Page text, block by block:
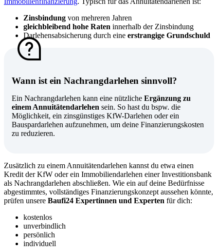
Zinsbindung von mehreren Jahren
gleichbleibend hohe Raten innerhalb der Zinsbindung
Darlehensabsicherung durch eine erstrangige Grundschuld
Wann ist ein Nachrangdarlehen sinnvoll?
Ein Nachrangdarlehen kann eine nützliche Ergänzung zu
einem Annuitätendarlehen sein. So hast du bspw. die
Möglichkeit, ein zinsgünstiges KfW-Darlehen oder ein
Bauspardarlehen aufzunehmen, um deine Finanzierungskosten
zu reduzieren.
Zusätzlich zu einem Annuitätendarlehen kannst du etwa einen
Kredit der KfW oder ein Immobiliendarlehen einer Investitionsbank
als Nachrangdarlehen abschließen. Wie ein auf deine Bedürfnisse
abgestimmtes, vollständiges Finanzierungskonzept aussehen könnte,
prüfen unsere Baufi24 Expertinnen und Experten für dich:
kostenlos
unverbindlich
persönlich
individuell